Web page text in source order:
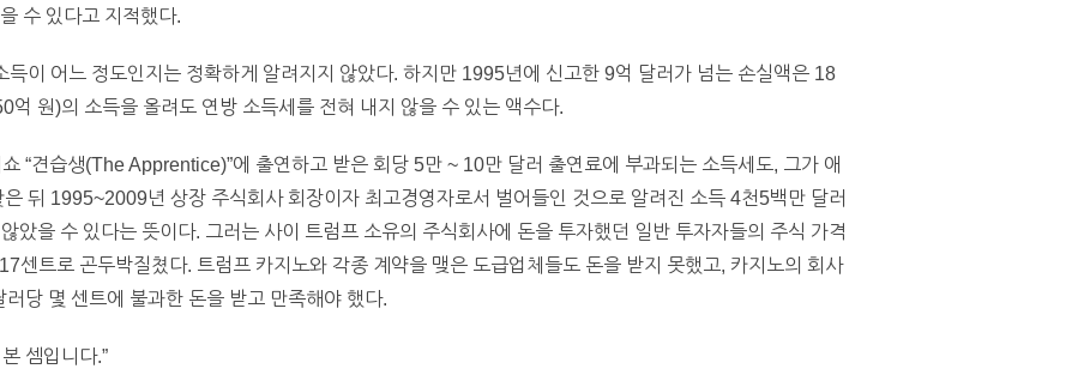
수 있다고 지적했다.
득이 어느 정도인지는 정확하게 알려지지 않았다. 하지만 1995년에 신고한 9억 달러가 넘는 손실액은 18
억 원)의 소득을 올려도 연방 소득세를 전혀 내지 않을 수 있는 액수다.
“견습생(The Apprentice)”에 출연하고 받은 회당 5만 ~ 10만 달러 출연료에 부과되는 소득세도, 그가 애
뒤 1995~2009년 상장 주식회사 회장이자 최고경영자로서 벌어들인 것으로 알려진 소득 4천5백만 달러
았을 수 있다는 뜻이다. 그러는 사이 트럼프 소유의 주식회사에 돈을 투자했던 일반 투자자들의 주식 가격
센트로 곤두박질쳤다. 트럼프 카지노와 각종 계약을 맺은 도급업체들도 돈을 받지 못했고, 카지노의 회사
당 몇 센트에 불과한 돈을 받고 만족해야 했다.
셈입니다.”